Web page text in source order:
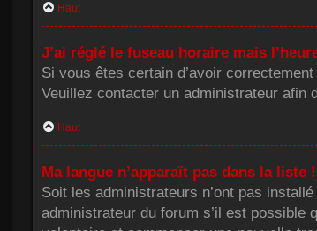
Haut
J’ai réglé le fuseau horaire mais
Si vous êtes certain d’avoir
Veuillez contacter un administrateur afin
Haut
Ma langue n’apparaît pas dans la liste !
Soit les administrateurs n’ont pas
administrateur du forum s’il est possible